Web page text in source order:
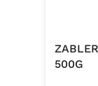
500G